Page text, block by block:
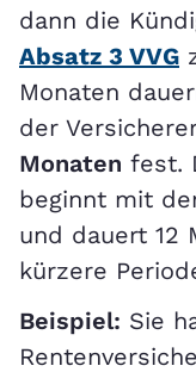
dann die
Absatz 3 VVG
Monaten
der
Monaten fest.
beginnt mit
und dauert 12
kürzere
Beispiel: Sie